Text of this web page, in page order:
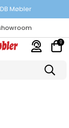
Møbler
0